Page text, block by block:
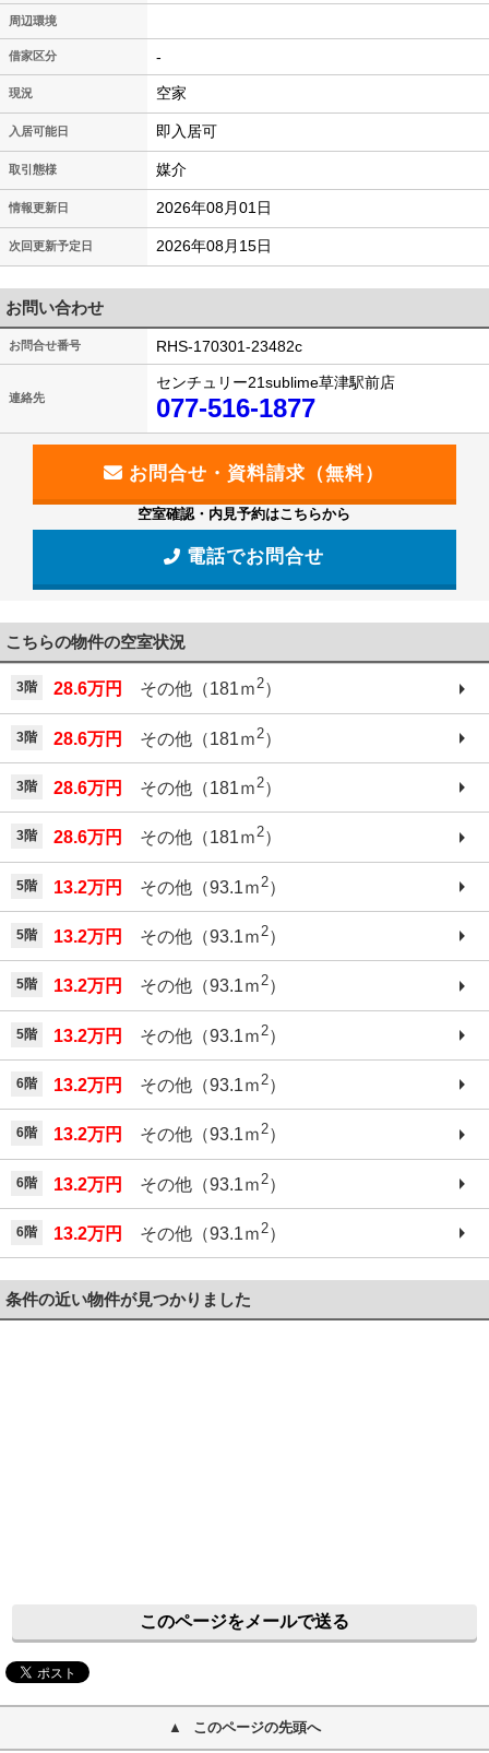
周辺環境
借家区分 -
現況 空家
入居可能日 即入居可
取引態様 媒介
情報更新日 2026年08月01日
次回更新予定日 2026年08月15日
お問い合わせ
お問合せ番号 RHS-170301-23482c
連絡先
センチュリー21sublime草津駅前店
077-516-1877
空室確認・内見予約はこちらから
電話でお問合せ
こちらの物件の空室状況
3階 28.6万円 その他（181ｍ2）
3階 28.6万円 その他（181ｍ 2）
3階 28.6万円 その他（181ｍ 2）
3階 28.6万円 その他（181ｍ2）
5階 13.2万円 その他（93.1ｍ 2）
5階 13.2万円 その他（93.1ｍ 2）
5階 13.2万円 その他（93.1ｍ2）
5階 13.2万円 その他（93.1ｍ 2）
6階 13.2万円 その他（93.1ｍ 2）
6階 13.2万円 その他（93.1ｍ2）
6階 13.2万円 その他（93.1ｍ 2）
6階 13.2万円 その他（93.1ｍ 2）
条件の近い物件が見つかりました
このページをメールで送る
このページの先頭へ